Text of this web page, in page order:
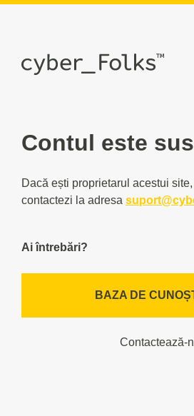
Contul este
Dacă ești proprietarul acestui
contactezi la adresa
Ai întrebări?
BAZA DE
Contactează-